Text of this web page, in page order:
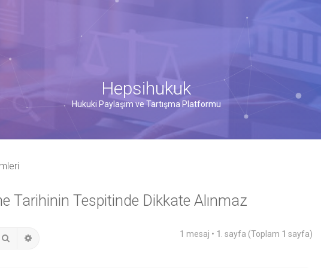
Hepsihukuk
Hukuki Paylaşım ve Tartışma Platformu
Tarihinin Tespitinde Dikkate Alınmaz
1 mesaj • 1 . sayfa (Toplam 1 sayfa)